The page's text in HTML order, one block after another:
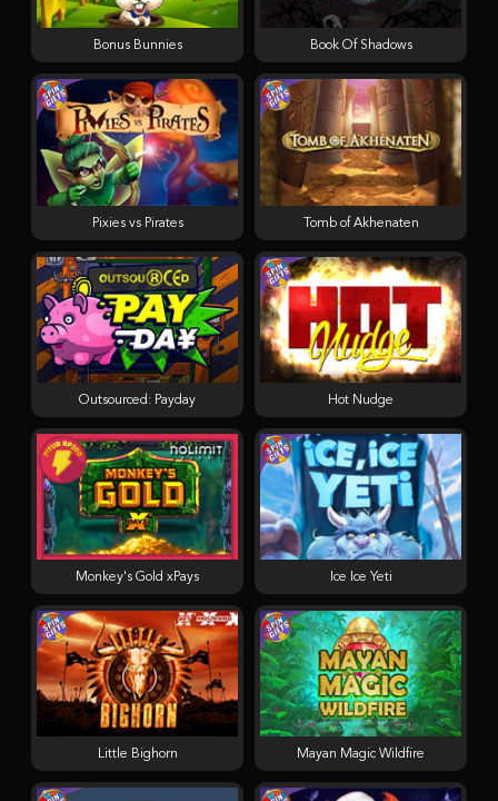
Outsourced: Payday
Book Of Shadows
Hot Nudge
Monkey's Gold xPays
Little Bighorn
Tomb of Akhenaten
Mayan Magic Wildfire
Bonus Bunnies
Pixies vs Pirates
Ice Ice Yeti